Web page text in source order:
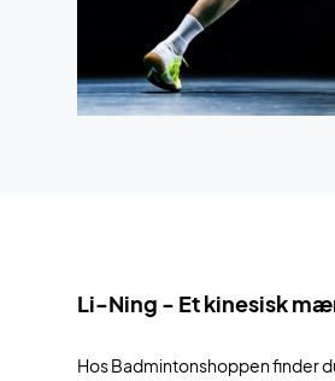
Li-Ning - Et kinesisk
Hos Badmintonshoppen finder